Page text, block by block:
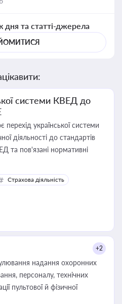
дня та статті-джерела
системи КВЕД до
перехід української системи
діяльності до стандартів
та пов'язані нормативні
Страхова діяльність
+2
надання охоронних
персоналу, технічних
пультової й фізичної